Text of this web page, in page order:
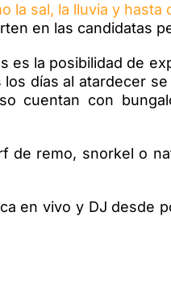
la sal, la lluvia y
en las candidatas
es la posibilidad de
días al atardecer
cuentan con
de remo, snorkel o
en vivo y DJ desde